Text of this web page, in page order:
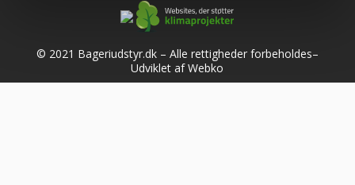
© 2021 Bageriudstyr.dk – Alle rettigheder forbeholdes–
Udviklet af Webko